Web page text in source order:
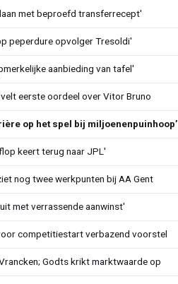
met beproefd transferrecept'
peperdure opvolger Tresoldi'
aanbieding van tafel'
eerste oordeel over Vitor Bruno
op het spel bij miljoenenpuinhoop’
keert terug naar JPL'
nog twee werkpunten bij AA Gent
met verrassende aanwinst'
competitiestart verbazend voorstel
Godts krikt marktwaarde op